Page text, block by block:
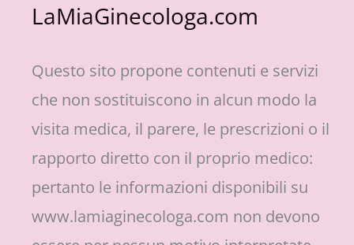
LaMiaGinecologa.com
Questo sito propone contenuti e servizi
che non sostituiscono in alcun modo la
visita medica, il parere, le prescrizioni o il
rapporto diretto con il proprio medico:
pertanto le informazioni disponibili su
www.lamiaginecologa.com non devono